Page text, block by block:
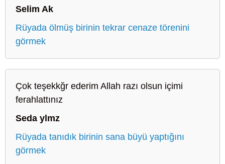
Selim Ak
Rüyada ölmüş birinin tekrar cenaze törenini
görmek
Çok teşekkğr ederim Allah razı olsun içimi
ferahlattınız
Seda ylmz
Rüyada tanıdık birinin sana büyü yaptığını
görmek